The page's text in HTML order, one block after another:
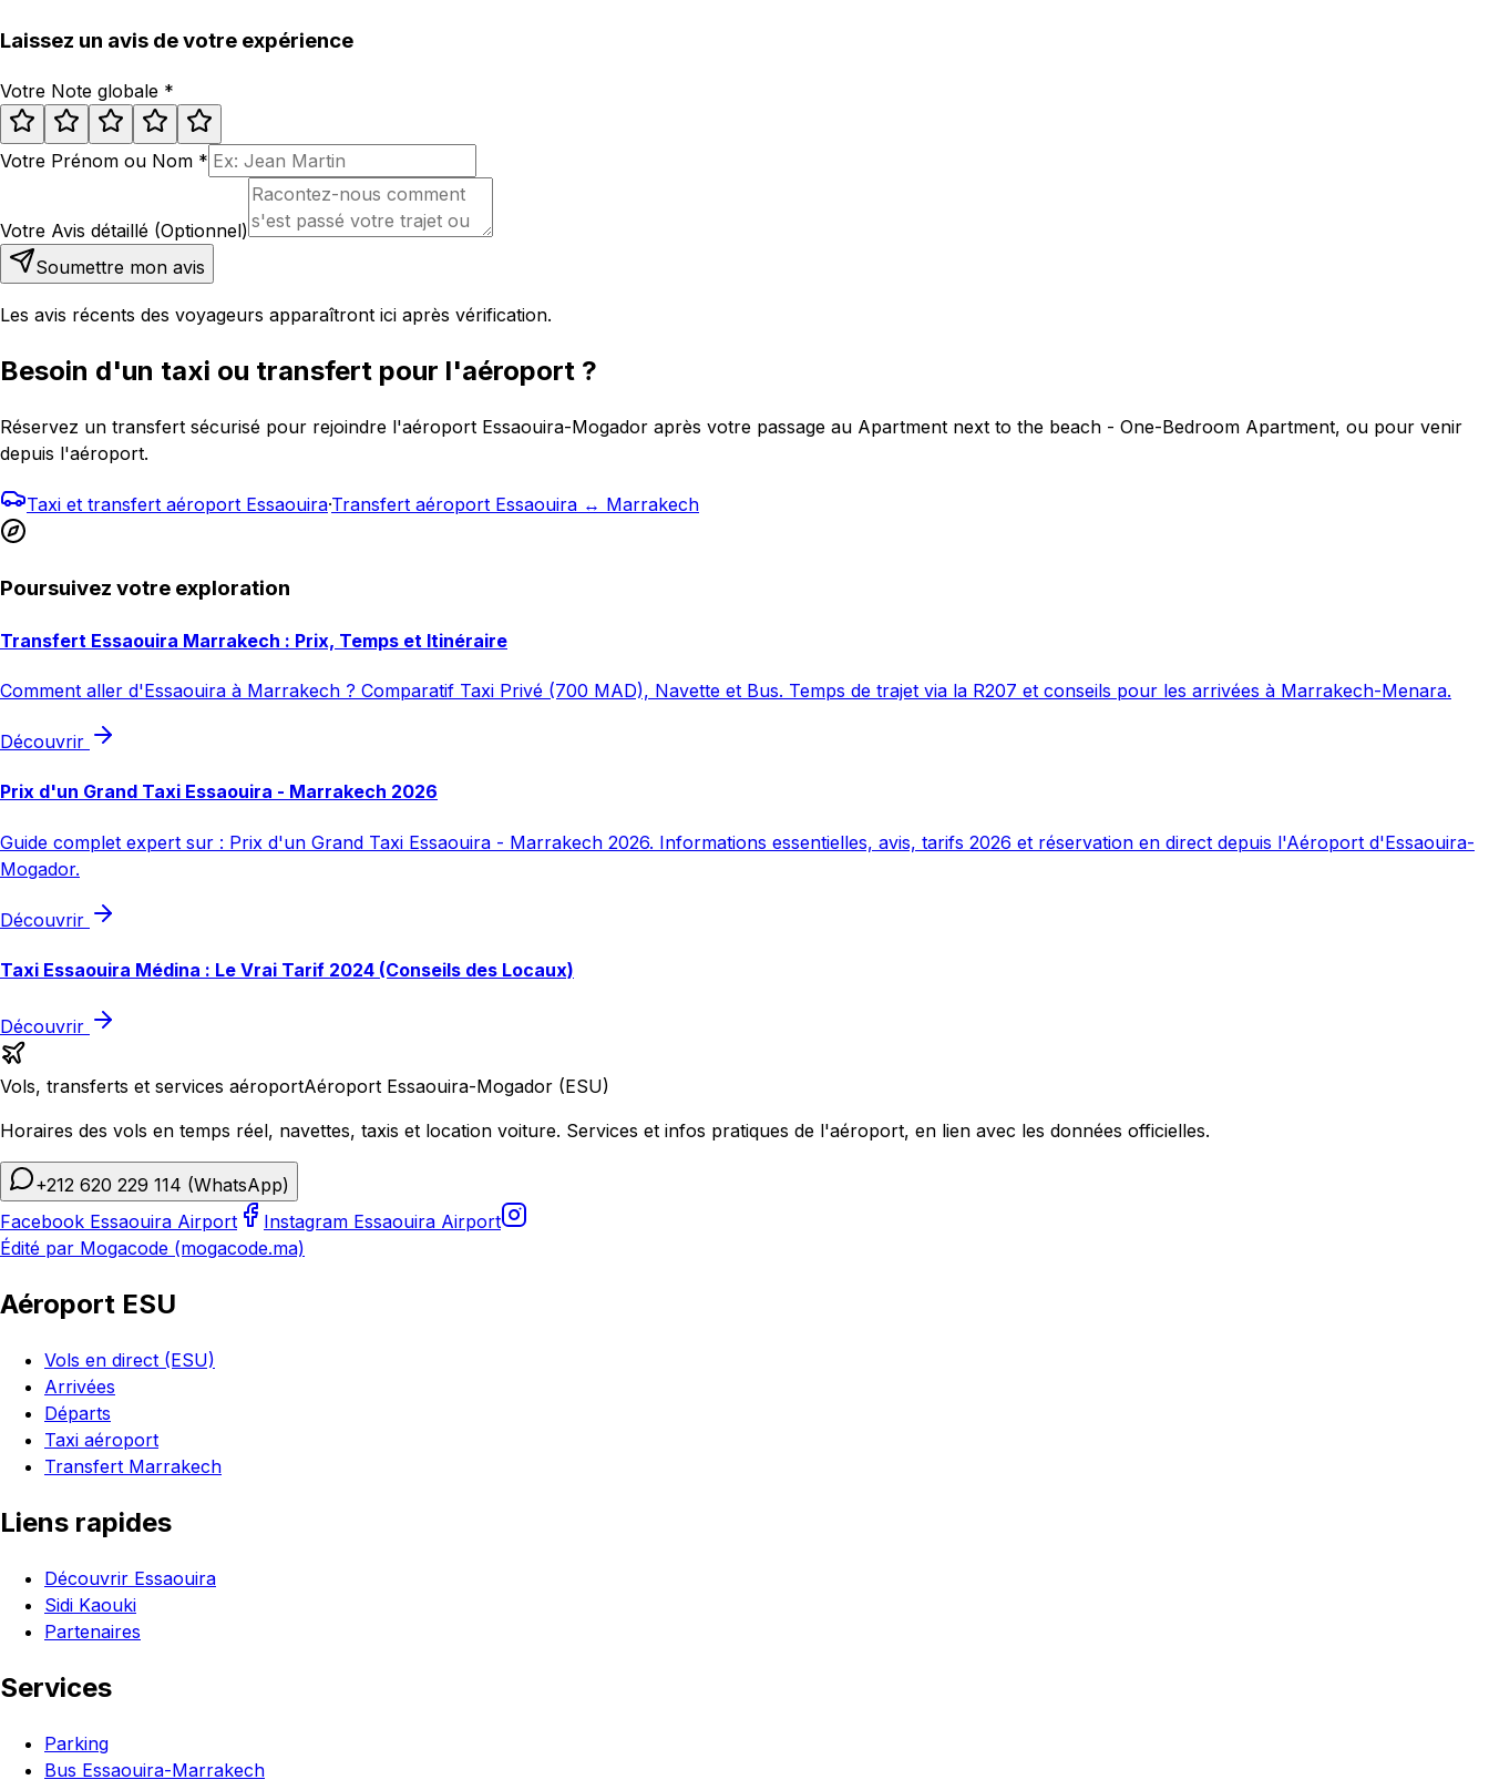
Laissez un avis de votre expérience
Votre Note globale *
Votre Prénom ou Nom *
Votre Avis détaillé (Optionnel)
Soumettre mon avis
Les avis récents des voyageurs apparaîtront ici après vérification.
Besoin d'un taxi ou transfert pour l'aéroport ?
Réservez un transfert sécurisé pour rejoindre l'aéroport Essaouira-Mogador après votre passage au Apartment next to the beach - One-Bedroom Apartment, ou pour venir
depuis l'aéroport.
Taxi et transfert aéroport Essaouira·Transfert aéroport Essaouira ↔ Marrakech
Poursuivez votre exploration
Transfert Essaouira Marrakech : Prix, Temps et Itinéraire
Comment aller d'Essaouira à Marrakech ? Comparatif Taxi Privé (700 MAD), Navette et Bus. Temps de trajet via la R207 et conseils pour les arrivées à Marrakech-Menara.
Découvrir
Prix d'un Grand Taxi Essaouira - Marrakech 2026
Guide complet expert sur : Prix d'un Grand Taxi Essaouira - Marrakech 2026. Informations essentielles, avis, tarifs 2026 et réservation en direct depuis l'Aéroport d'Essaouira-
Mogador.
Découvrir
Taxi Essaouira Médina : Le Vrai Tarif 2024 (Conseils des Locaux)
Découvrir
Vols, transferts et services aéroportAéroport Essaouira-Mogador (ESU)
Horaires des vols en temps réel, navettes, taxis et location voiture. Services et infos pratiques de l'aéroport, en lien avec les données officielles.
+212 620 229 114 (WhatsApp)
Facebook Essaouira Airport
Instagram Essaouira Airport
Édité par Mogacode (mogacode.ma)
Aéroport ESU
Vols en direct (ESU)
Arrivées
Départs
Taxi aéroport
Transfert Marrakech
Liens rapides
Découvrir Essaouira
Sidi Kaouki
Partenaires
Services
Parking
Bus Essaouira-Marrakech